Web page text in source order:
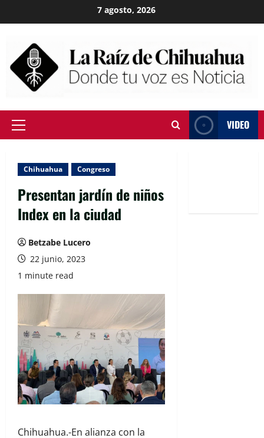
to
7 agosto, 2026
Primary
VIDEO
Chihuahua Congreso
Presentan jardín de niños
Index en la ciudad
Betzabe Lucero
22 junio, 2023
1 minute read
Chihuahua.-En alianza con la